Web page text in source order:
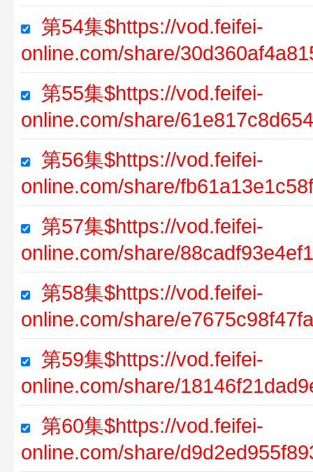
第54集$https://vod.feifei-
online.com/share/
第55集$https://vod.feifei-
online.com/share/
第56集$https://vod.feifei-
online.com/share/
第57集$https://vod.feifei-
online.com/share/
第58集$https://vod.feifei-
online.com/share/
第59集$https://vod.feifei-
online.com/share/
第60集$https://vod.feifei-
online.com/share/